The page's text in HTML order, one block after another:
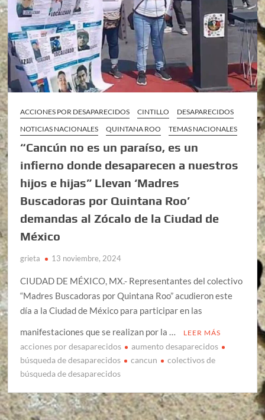
ACCIONES POR DESAPARECIDOS CINTILLO
DESAPARECIDOS
NOTICIAS NACIONALES
QUINTANA ROO TEMAS NACIONALES
“Cancún no es un paraíso, es un
infierno donde desaparecen a nuestros
hijos e hijas” Llevan ‘Madres
Buscadoras por Quintana Roo’
demandas al Zócalo de la Ciudad de
México
grieta 13 noviembre, 2024
CIUDAD DE MÉXICO, MX.- Representantes del colectivo
“Madres Buscadoras por Quintana Roo” acudieron este
día a la Ciudad de México para participar en las
manifestaciones que se realizan por la …
LEER MÁS
acciones por desaparecidos
aumento desaparecidos
búsqueda de desaparecidos
cancun
colectivos de
búsqueda de desaparecidos